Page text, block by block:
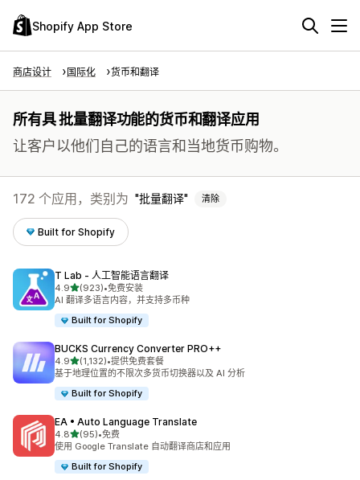
Shopify App Store
商店设计 国际化 货币和翻译
所有具 批量翻译功能的货币和翻译应用
让客户以他们自己的语言和当地货币购物。
172 个应用，类别为 批量翻译 清除
Built for Shopify
T Lab ‑ 人工智能语言翻译
4.9星（满分 5 星）
(923)
总共 923 条评论
•免费安装
AI 翻译多语言内容，并支持多币种
Built for Shopify
BUCKS Currency Converter PRO++
4.9星（满分 5 星）
(1,132)
总共 1132 条评论
•提供免费套餐
基于地理位置的不限次多货币切换器以及 AI 分析
Built for Shopify
EA • Auto Language Translate
4.8星（满分 5 星）
(95)
总共 95 条评论
•免费
使用 Google Translate 自动翻译商店和应用
Built for Shopify